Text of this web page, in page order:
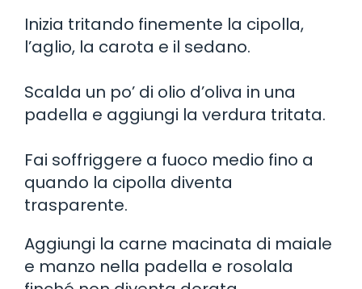
Inizia tritando finemente la cipolla,
l’aglio, la carota e il sedano.
Scalda un po’ di olio d’oliva in una
padella e aggiungi la verdura tritata.
Fai soffriggere a fuoco medio fino a
quando la cipolla diventa
trasparente.
Aggiungi la carne macinata di maiale
e manzo nella padella e rosolala